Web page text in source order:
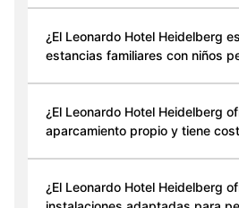
¿El Leonardo Hotel Heidelberg
estancias familiares con niños
¿El Leonardo Hotel Heidelberg
aparcamiento propio y tiene
¿El Leonardo Hotel Heidelberg